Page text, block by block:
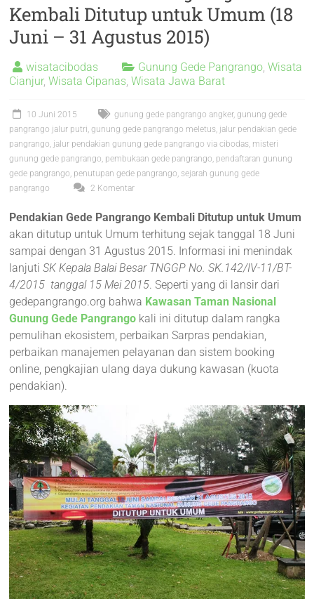
Kembali Ditutup untuk Umum (18
Juni – 31 Agustus 2015)
wisatacibodas Gunung Gede Pangrango,Wisata
Cianjur,Wisata Cipanas,Wisata Jawa Barat
10 Juni 2015 gunung gede pangrango angker,gunung gede
pangrango jalur putri,gunung gede pangrango meletus, jalur pendakian gede
pangrango, jalur pendakian gunung gede pangrango via cibodas, misteri
gunung gede pangrango, pembukaan gede pangrango, pendaftaran gunung
gede pangrango, penutupan gede pangrango, sejarah gunung gede
pangrango
2 Komentar
Pendakian Gede Pangrango Kembali Ditutup untuk Umum
akan ditutup untuk Umum terhitung sejak tanggal 18 Juni
sampai dengan 31 Agustus 2015. Informasi ini menindak
lanjutiSK Kepala Balai Besar TNGGP No. SK.142/IV-11/BT-
4/2015 tanggal 15 Mei 2015. Seperti yang di lansir dari
gedepangrango.org bahwa Kawasan Taman Nasional
Gunung Gede Pangrango kali ini ditutup dalam rangka
pemulihan ekosistem, perbaikan Sarpras pendakian,
perbaikan manajemen pelayanan dan sistem booking
online, pengkajian ulang daya dukung kawasan (kuota
pendakian).